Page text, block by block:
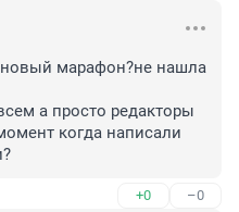
марафон?не нашла
а просто редакторы
когда написали
+0 –0